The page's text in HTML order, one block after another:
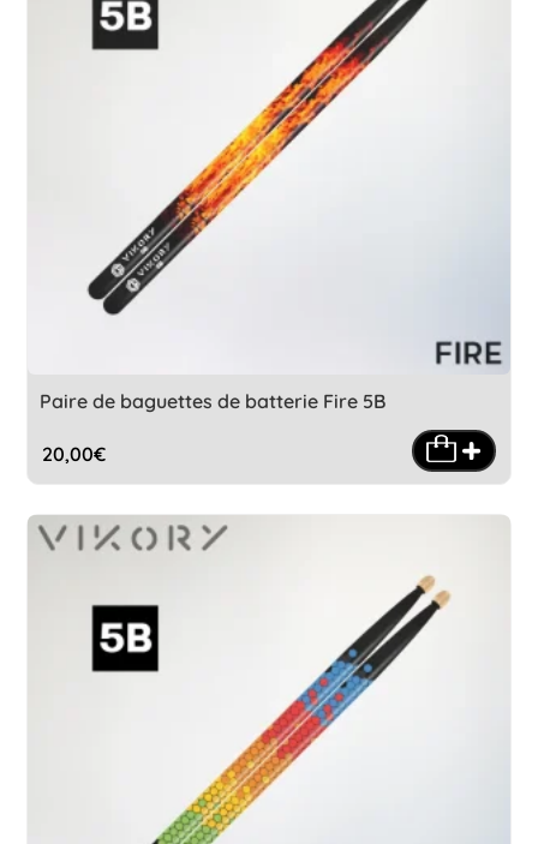
Paire de baguettes de batterie Fire 5B
20,00€